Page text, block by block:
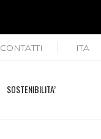
CONTATTI ITA
SOSTENIBILITA’